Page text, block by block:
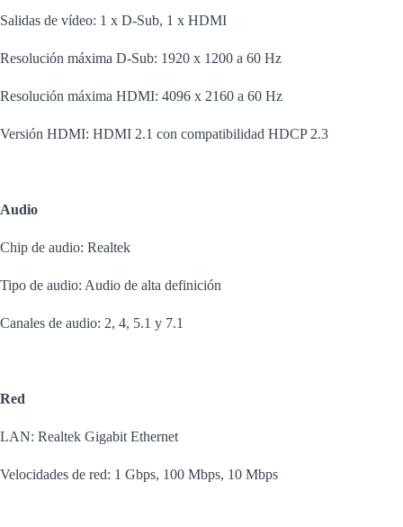
Salidas de vídeo: 1 x D-Sub, 1 x HDMI
Resolución máxima D-Sub: 1920 x 1200 a 60 Hz
Resolución máxima HDMI: 4096 x 2160 a 60 Hz
Versión HDMI: HDMI 2.1 con compatibilidad HDCP 2.3
Audio
Chip de audio: Realtek
Tipo de audio: Audio de alta definición
Canales de audio: 2, 4, 5.1 y 7.1
Red
LAN: Realtek Gigabit Ethernet
Velocidades de red: 1 Gbps, 100 Mbps, 10 Mbps